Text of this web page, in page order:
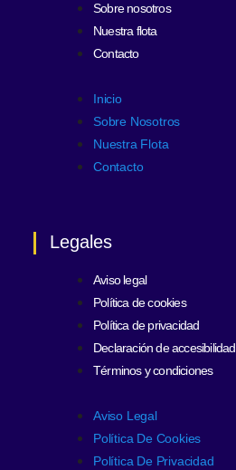
Sobre nosotros
Nuestra flota
Contacto
Inicio
Sobre Nosotros
Nuestra Flota
Contacto
Legales
Aviso legal
Política de cookies
Política de privacidad
Declaración de accesibilidad
Términos y condiciones
Aviso Legal
Política De Cookies
Política De Privacidad